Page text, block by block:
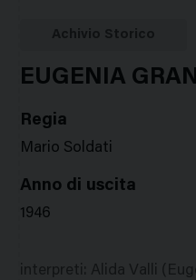
EUGENIA
Regia
Mario Soldati
Anno di uscita
1946
interpreti: Alida Valli